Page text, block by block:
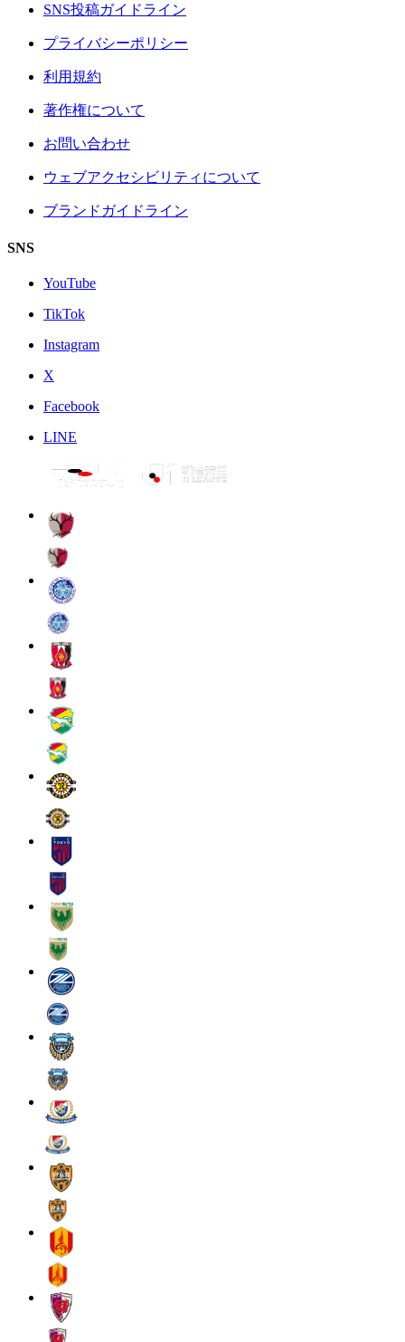
SNS投稿ガイドライン
プライバシーポリシー
利用規約
著作権について
お問い合わせ
ウェブアクセシビリティについて
ブランドガイドライン
SNS
YouTube
TikTok
Instagram
X
Facebook
LINE